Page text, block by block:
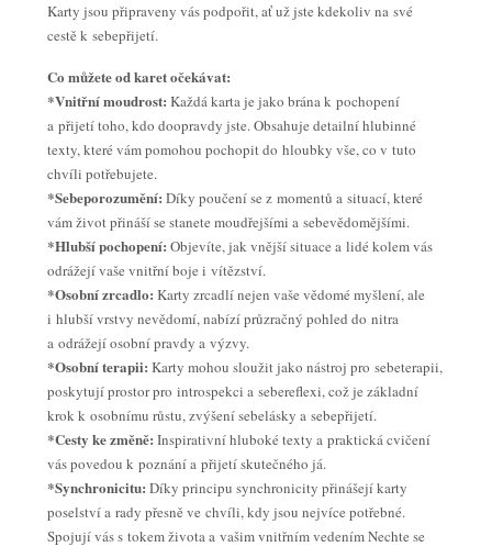
Karty jsou připraveny vás podpořit, ať už jste kdekoliv na své
cestě k sebepřijetí.
Co můžete od karet očekávat:
*Vnitřní moudrost: Každá karta je jako brána k pochopení
a přijetí toho, kdo doopravdy jste. Obsahuje detailní hlubinné
texty, které vám pomohou pochopit do hloubky vše, co v tuto
chvíli potřebujete.
*Sebeporozumění: Díky poučení se z momentů a situací, které
vám život přináší se stanete moudřejšími a sebevědomějšími.
*Hlubší pochopení: Objevíte, jak vnější situace a lidé kolem vás
odrážejí vaše vnitřní boje i vítězství.
*Osobní zrcadlo: Karty zrcadlí nejen vaše vědomé myšlení, ale
i hlubší vrstvy nevědomí, nabízí průzračný pohled do nitra
a odrážejí osobní pravdy a výzvy.
*Osobní terapii: Karty mohou sloužit jako nástroj pro sebeterapii,
poskytují prostor pro introspekci a sebereflexi, což je základní
krok k osobnímu růstu, zvýšení sebelásky a sebepřijetí.
*Cesty ke změně: Inspirativní hluboké texty a praktická cvičení
vás povedou k poznání a přijetí skutečného já.
*Synchronicitu: Díky principu synchronicity přinášejí karty
poselství a rady přesně ve chvíli, kdy jsou nejvíce potřebné.
Spojují vás s tokem života a vašim vnitřním vedením Nechte se